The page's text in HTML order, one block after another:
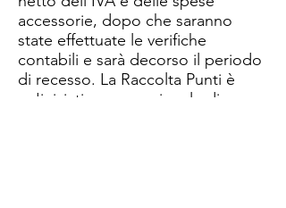
accessorie, dopo che saranno
state effettuate le verifiche
contabili e sarà decorso il periodo
di recesso. ​La Raccolta Punti è
un'iniziativa promozionale di